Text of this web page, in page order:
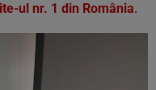
ul nr. 1 din România.